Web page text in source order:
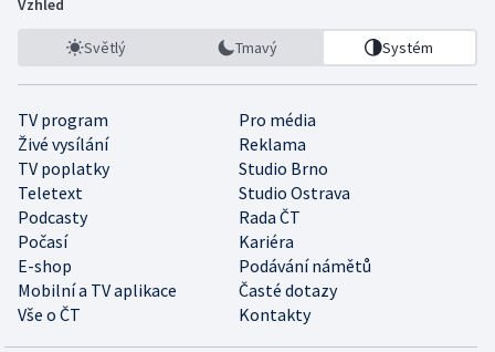
Vzhled
Světlý Tmavý Systém
TV program
Pro média
Živé vysílání
Reklama
TV poplatky
Studio Brno
Teletext
Studio Ostrava
Podcasty
Rada ČT
Počasí
Kariéra
E-shop
Podávání námětů
Mobilní a TV aplikace
Časté dotazy
Vše o ČT
Kontakty